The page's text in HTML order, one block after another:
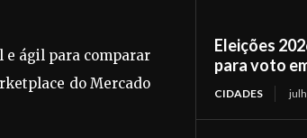
e ágil para comparar
do Mercado
Eleições
para voto
CIDADES